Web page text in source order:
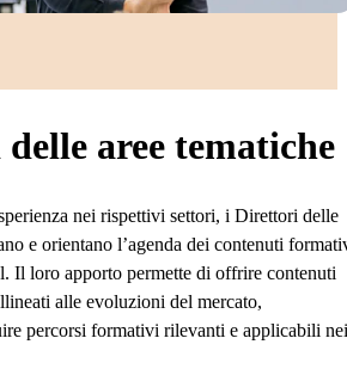
aree tematiche
nei rispettivi settori, i Direttori delle
e orientano l’agenda dei contenuti
Il loro apporto permette di offrire contenuti
alle evoluzioni del mercato,
percorsi formativi rilevanti e applicabili nei